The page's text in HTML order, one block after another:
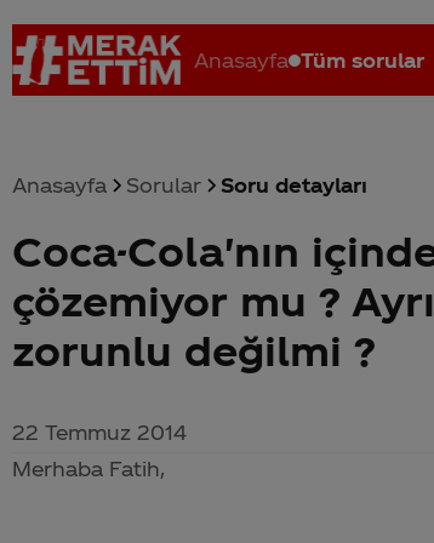
Anasayfa Tüm sorular
Coca-Cola nerenin malı? Coca cola İsrail malı mı
Anasayfa Sorular Soru detayları
Coca-Cola'nın
çözemiyor mu ?
zorunlu değilmi ?
22 Temmuz 2014
Merhaba Fatih,